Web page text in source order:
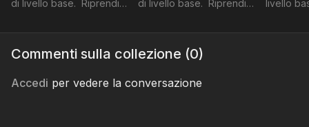
di livello base. Riprendi
40 giorni post parto e solo
medica.
di livello base. Riprendi
40 giorni post parto e solo
medica.
livello base.
giorni
Commenti sulla collezione (0)
Accedi per vedere la conversazione